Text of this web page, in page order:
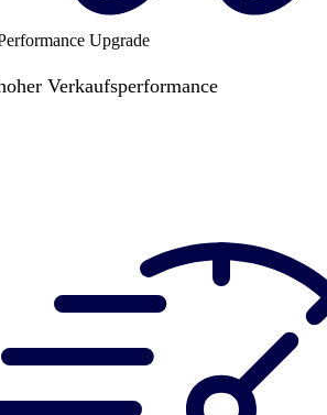
Upgrade
Verkaufsperformance